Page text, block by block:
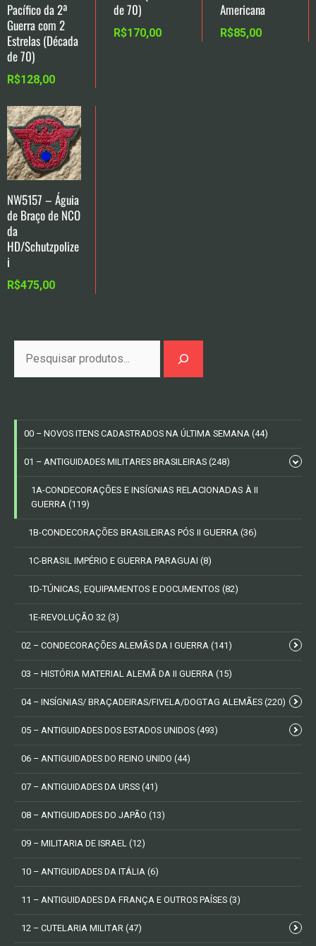
Pacífico da 2ª
Guerra com 2
Estrelas (Década
de 70)
R$128,00
de 70)
R$170,00
Americana
R$85,00
NW5157 – Águia
de Braço de NCO
da
HD/Schutzpolize
i
R$475,00
00 – NOVOS ITENS CADASTRADOS NA ÚLTIMA SEMANA (44)
01 – ANTIGUIDADES MILITARES BRASILEIRAS (248)
1A-CONDECORAÇÕES E INSÍGNIAS RELACIONADAS À II
GUERRA (119)
1B-CONDECORAÇÕES BRASILEIRAS PÓS II GUERRA (36)
1C-BRASIL IMPÉRIO E GUERRA PARAGUAI (8)
1D-TÚNICAS, EQUIPAMENTOS E DOCUMENTOS (82)
1E-REVOLUÇÃO 32 (3)
02 – CONDECORAÇÕES ALEMÃS DA I GUERRA (141)
03 – HISTÓRIA MATERIAL ALEMÃ DA II GUERRA (15)
04 – INSÍGNIAS/ BRAÇADEIRAS/FIVELA/DOGTAG ALEMÃES (220)
05 – ANTIGUIDADES DOS ESTADOS UNIDOS (493)
06 – ANTIGUIDADES DO REINO UNIDO (44)
07 – ANTIGUIDADES DA URSS (41)
08 – ANTIGUIDADES DO JAPÃO (13)
09 – MILITARIA DE ISRAEL (12)
10 – ANTIGUIDADES DA ITÁLIA (6)
11 – ANTIGUIDADES DA FRANÇA E OUTROS PAÍSES (3)
12 – CUTELARIA MILITAR (47)